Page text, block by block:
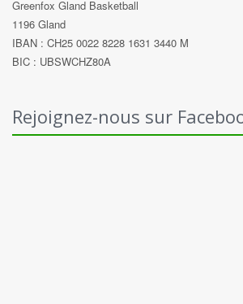
Greenfox Gland Basketball
1196 Gland
IBAN : CH25 0022 8228 1631 3440 M
BIC : UBSWCHZ80A
Rejoignez-nous sur